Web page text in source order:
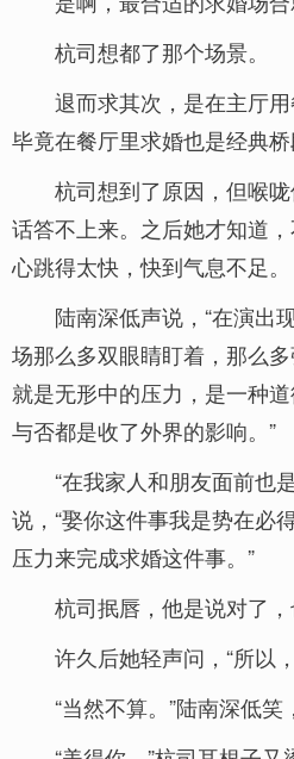
杭司想都了那个场景。
退而求其次，是在主厅
毕竟在餐厅里求婚也是经典桥
杭司想到了原因，但喉
话答不上来。之后她才知道
心跳得太快，快到气息不足。
陆南深低声说，“在演出
场那么多双眼睛盯着，那么
就是无形中的压力，是一种
与否都是收了外界的影响。”
“在我家人和朋友面前也
说，“娶你这件事我是势在必
压力来完成求婚这件事。”
杭司抿唇，他是说对了，
许久后她轻声问，“所以
“当然不算。”陆南深低笑